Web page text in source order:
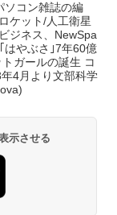
ソコン雑誌の編
ケット/人工衛星
ジネス、NewSpa
はやぶさ｣7年60億
ガールの誕生 コ
4月より文部科学
)
示させる